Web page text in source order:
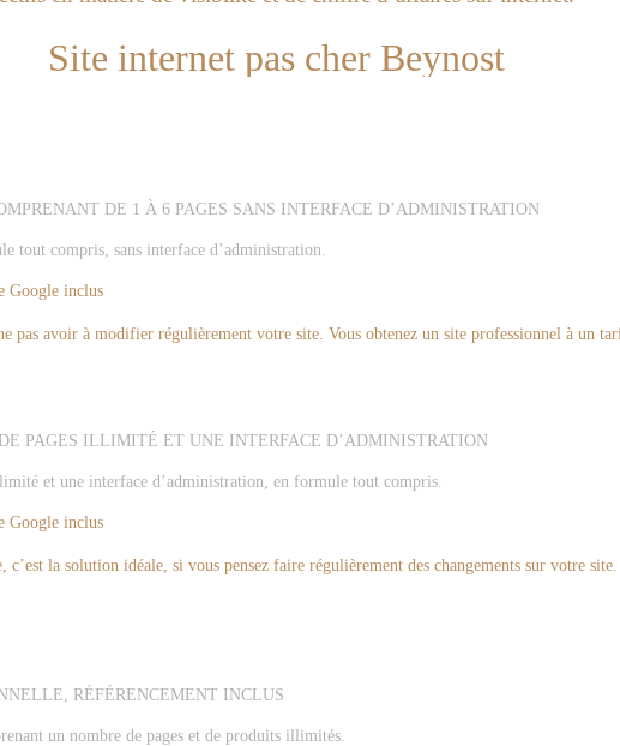
Site internet pas cher Beynost
DE 1 À 6 PAGES SANS INTERFACE D’ADMINISTRATION
tout compris, sans interface d’administration.
Google inclus
pas avoir à modifier régulièrement votre site. Vous obtenez un site professionnel à un
PAGES ILLIMITÉ ET UNE INTERFACE D’ADMINISTRATION
et une interface d’administration, en formule tout compris.
Google inclus
c’est la solution idéale, si vous pensez faire régulièrement des changements sur votre site.
RÉFÉRENCEMENT INCLUS
un nombre de pages et de produits illimités.